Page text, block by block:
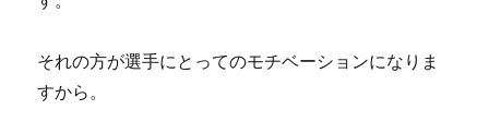
それの方が選手にとってのモチベーションになりま
すから。